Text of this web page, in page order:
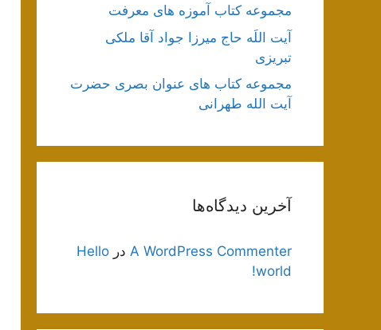
مجموعه کتاب آموزه های معرفت
آیت اللَه حاج میرزا جواد آقا ملکی
تبریزی
مجموعه کتاب های عنوان بصری حضرت
آیت الله طهرانی
آخرین دیدگاه‌ها
A WordPress Commenter در Hello
world!